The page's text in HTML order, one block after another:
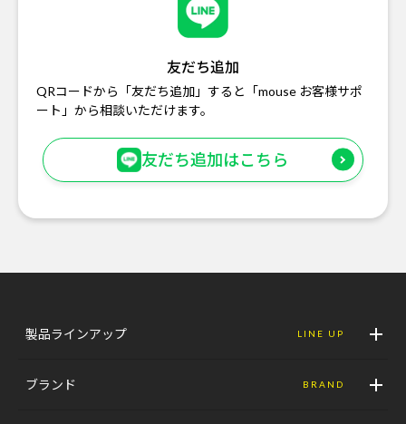
友だち追加
QRコードから「友だち追加」すると「mouse お客様サポ
ート」から相談いただけます。
友だち追加はこちら
製品ラインアップ LINE UP
ブランド BRAND